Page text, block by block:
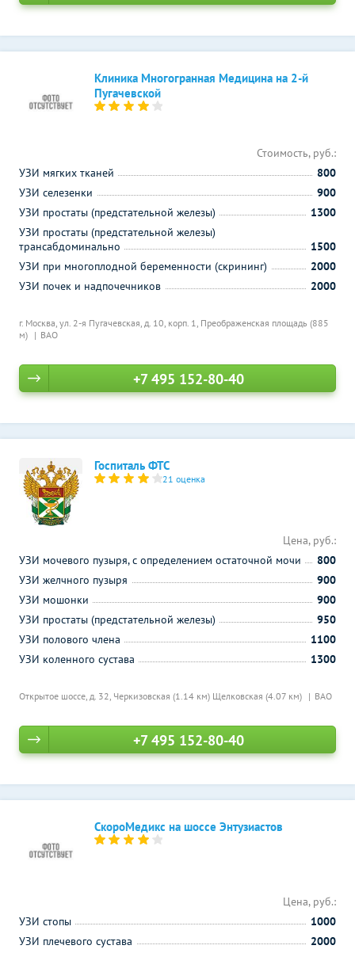
Клиника Многогранная Медицина на 2-й
Пугачевской
г. Москва, ул. 2-я Пугачевская, д. 10, корп. 1, Преображенская площадь (885
м)
ВАО
Стоимость, руб.:
УЗИ мягких тканей
800
УЗИ селезенки
900
УЗИ простаты (предстательной железы)
1300
УЗИ простаты (предстательной железы)
трансабдоминально
1500
УЗИ при многоплодной беременности (скрининг)
2000
УЗИ почек и надпочечников
2000
+7 495 152-80-40
Госпиталь ФТС
21 оценка
Открытое шоссе, д. 32, Черкизовская (1.14 км) Щелковская (4.07 км) ВАО
Цена, руб.:
УЗИ мочевого пузыря, с определением остаточной мочи
800
УЗИ желчного пузыря
900
УЗИ мошонки
900
УЗИ простаты (предстательной железы)
950
УЗИ полового члена
1100
УЗИ коленного сустава
1300
+7 495 152-80-40
СкороМедикс на шоссе Энтузиастов
Цена, руб.:
УЗИ стопы
1000
УЗИ плечевого сустава
2000